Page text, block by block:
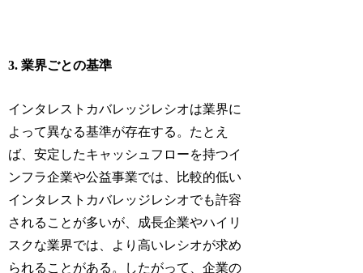
3. 業界ごとの基準
インタレストカバレッジレシオは業界に
よって異なる基準が存在する。たとえ
ば、安定したキャッシュフローを持つイ
ンフラ企業や公益事業では、比較的低い
インタレストカバレッジレシオでも許容
されることが多いが、成長企業やハイリ
スクな業界では、より高いレシオが求め
られることがある。したがって、企業の